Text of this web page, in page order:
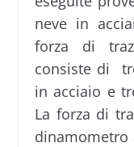
neve in
forza di
consiste di
in acciaio e
La forza di
dinamometro